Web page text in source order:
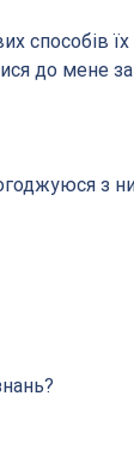
способів
до мене
з